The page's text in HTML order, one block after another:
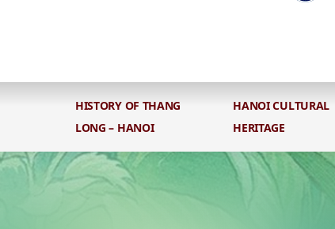
HISTORY OF THANG
LONG – HANOI
HANOI CULTURAL
HERITAGE